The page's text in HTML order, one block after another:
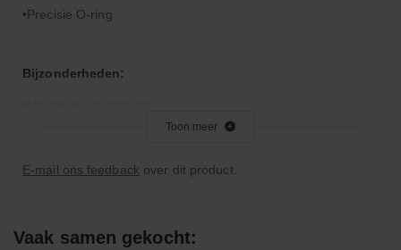
Precisie O-ring
Bijzonderheden:
Toepassingsgebied:
Toon meer
E-mail ons feedback over dit product.
Vaak samen gekocht: